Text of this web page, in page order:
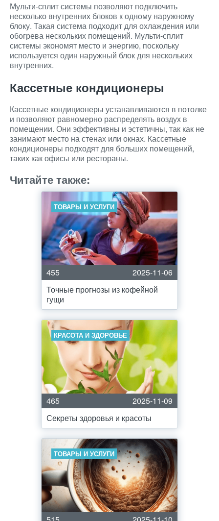
Мульти-сплит системы позволяют подключить
несколько внутренних блоков к одному наружному
блоку. Такая система подходит для охлаждения или
обогрева нескольких помещений. Мульти-сплит
системы экономят место и энергию, поскольку
используется один наружный блок для нескольких
внутренних.
Кассетные кондиционеры
Кассетные кондиционеры устанавливаются в потолке
и позволяют равномерно распределять воздух в
помещении. Они эффективны и эстетичны, так как не
занимают место на стенах или окнах. Кассетные
кондиционеры подходят для больших помещений,
таких как офисы или рестораны.
Читайте также:
ТОВАРЫ И УСЛУГИ
455
2025-11-06
Точные прогнозы из кофейной
гущи
КРАСОТА И ЗДОРОВЬЕ
465
2025-11-09
Секреты здоровья и красоты
ТОВАРЫ И УСЛУГИ